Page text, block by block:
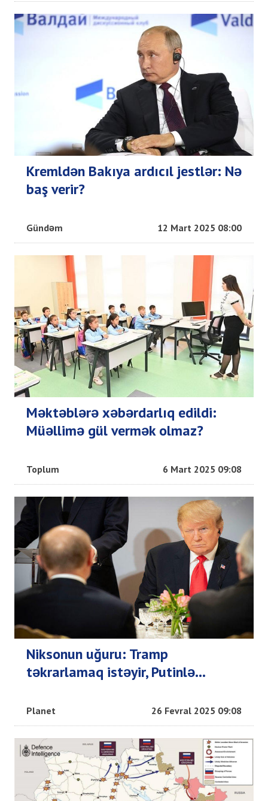
Kremldən Bakıya ardıcıl jestlər: Nə
baş verir?
Gündəm 12 Mart 2025 08:00
Məktəblərə xəbərdarlıq edildi:
Müəllimə gül vermək olmaz?
Toplum 6 Mart 2025 09:08
Niksonun uğuru: Tramp
təkrarlamaq istəyir, Putinlə...
Planet 26 Fevral 2025 09:08